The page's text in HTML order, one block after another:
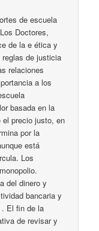
de escuela
Doctores,
de la e ética y
de justicia
relaciones
a los
basada en la
precio justo, en
por la
está
Los
del dinero y
bancaria y
El fin de la
de revisar y